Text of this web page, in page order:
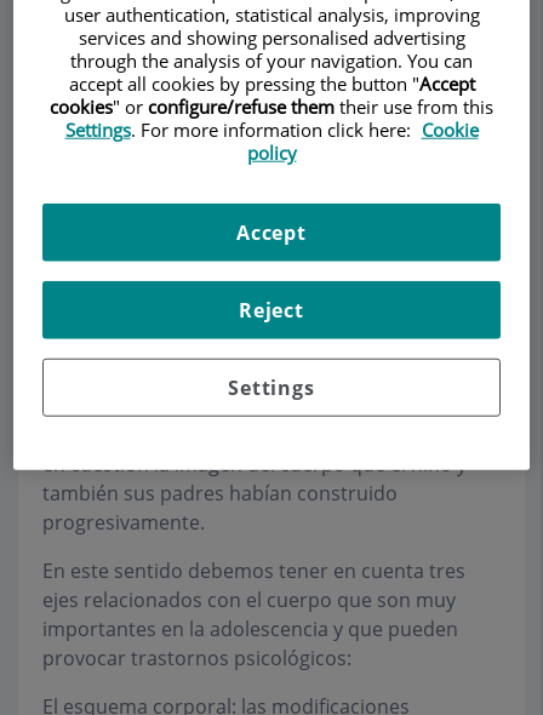
EquipoContacto
Pedir cita
El adolescente y su cuerpo
Todos los cambios y transformaciones que se
en cuestión la imagen del cuerpo que el niño y
también sus padres habían construido
progresivamente.
En este sentido debemos tener en cuenta tres
ejes relacionados con el cuerpo que son muy
importantes en la adolescencia y que pueden
provocar trastornos psicológicos:
El esquema corporal: las modificaciones
user authentication, statistical analysis, improving
services and showing personalised advertising
through the analysis of your navigation. You can
accept all cookies by pressing the button "Accept
cookies" or configure/refuse them their use from this
Settings. For more information click here: Cookie
policy
Settings
Reject
Accept